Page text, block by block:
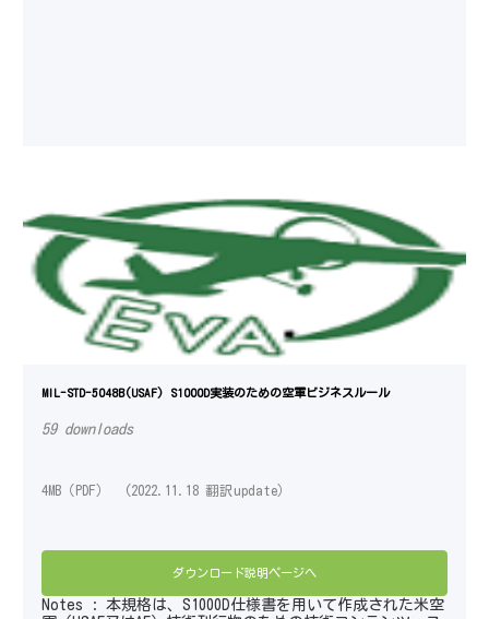
MIL-STD-5048B(USAF) S1000D実装のための空軍ビジネスルール
59 downloads
4MB（PDF） (2022.11.18 翻訳update）
ダウンロード説明ページへ
Notes : 本規格は、S1000D仕様書を用いて作成された米空